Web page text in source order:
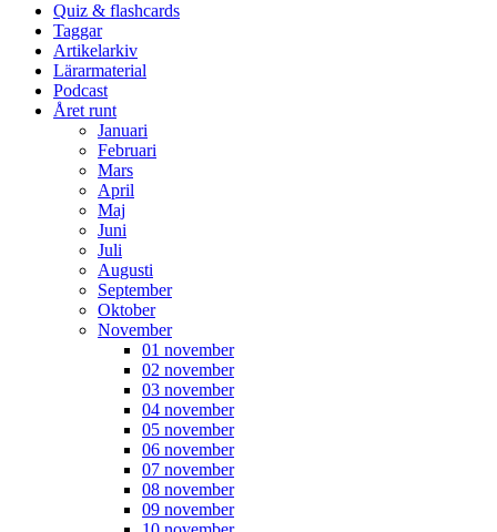
Quiz & flashcards
Taggar
Artikelarkiv
Lärarmaterial
Podcast
Året runt
Januari
Februari
Mars
April
Maj
Juni
Juli
Augusti
September
Oktober
November
01 november
02 november
03 november
04 november
05 november
06 november
07 november
08 november
09 november